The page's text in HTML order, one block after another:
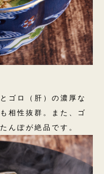
ゴロ（肝）の濃厚な
相性抜群。また、ゴ
んぽが絶品です。